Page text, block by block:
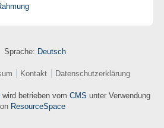
Sprache: Deutsch
Kontakt Datenschutzerklärung
wird betrieben vom CMS unter Verwendung
ResourceSpace